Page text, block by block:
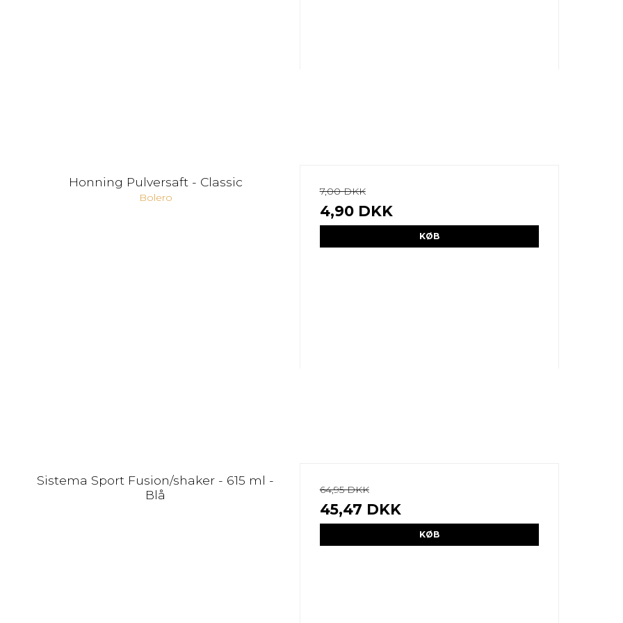
Honning Pulversaft - Classic
Bolero
7,00 DKK
4,90 DKK
KØB
Sistema Sport Fusion/shaker - 615 ml -
Blå
64,95 DKK
45,47 DKK
KØB